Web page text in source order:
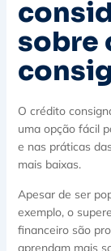
sobre
O crédito
uma opção fácil
e nas práticas
mais baixas.
Apesar de ser
exemplo, o
financeiro são
aprendam mais